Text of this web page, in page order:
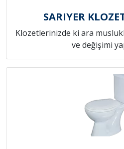
SARIYER
Klozetlerinizde ki ara
ve değişimi